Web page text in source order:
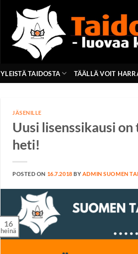
YLEISTÄ TAIDOSTA TÄÄLLÄ VOIT
JÄSENILLE
Uusi lisenssikausi
heti!
POSTED ON 16.7.2018 BY ADMIN SUOMEN
16
heinä